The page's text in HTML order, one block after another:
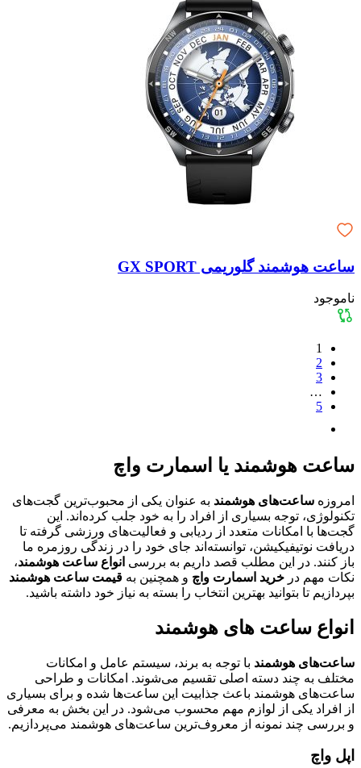
ساعت هوشمند گلوریمی GX SPORT
ناموجود
1
2
3
…
5
ساعت هوشمند یا اسمارت واچ
امروزه ساعت‌های هوشمند به عنوان یکی از محبوب‌ترین گجت‌های
تکنولوژی، توجه بسیاری از افراد را به خود جلب کرده‌اند. این
گجت‌ها با امکانات متعدد از ردیابی و فعالیت‌های ورزشی گرفته تا
دریافت نوتیفیکیشن، توانسته‌اند جای خود را در زندگی روزمره ما
باز کنند. در این مطلب قصد داریم به بررسی انواع ساعت هوشمند،
نکات مهم در خرید اسمارت واچ و همچنین به قیمت ساعت هوشمند
بپردازیم تا بتوانید بهترین انتخاب را بسته به نیاز خود داشته باشید.
انواع ساعت های هوشمند
ساعت‌های هوشمند با توجه به برند، سیستم عامل و امکانات
مختلف به چند دسته اصلی تقسیم می‌شوند. امکانات و طراحی
ساعت‌های هوشمند باعث جذابیت این ساعت‌ها شده و برای بسیاری
از افراد یکی از لوازم مهم محسوب می‌شود. در این بخش به معرفی
و بررسی چند نمونه از معروف‌ترین ساعت‌های هوشمند می‌پردازیم.
اپل واچ